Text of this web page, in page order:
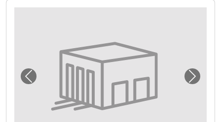
Vorheriges Bild für "Lagerraum in